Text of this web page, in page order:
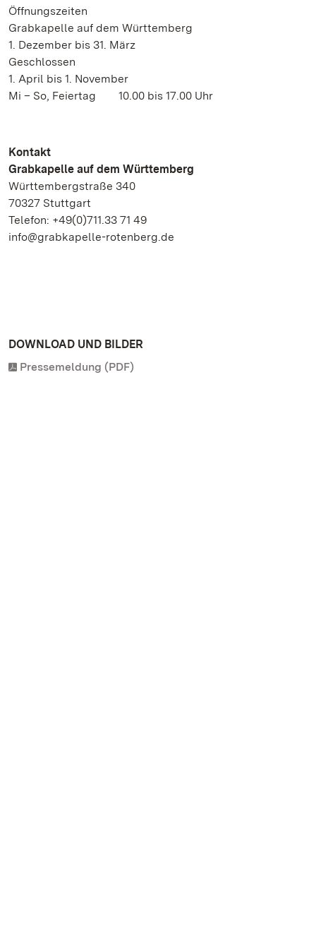
Öffnungszeiten
Grabkapelle auf dem Württemberg
1. Dezember bis 31. März
Geschlossen
1. April bis 1. November
Mi – So, Feiertag 10.00 bis 17.00 Uhr
Kontakt
Grabkapelle auf dem Württemberg
Württembergstraße 340
70327 Stuttgart
Telefon: +49(0)711.33 71 49
info@grabkapelle-rotenberg.de
DOWNLOAD UND BILDER
Pressemeldung (PDF)